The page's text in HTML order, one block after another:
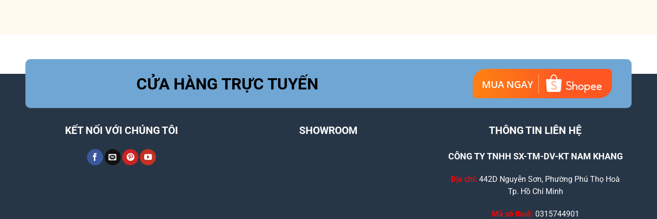
CỬA HÀNG TRỰC TUYẾN
KẾT NỐI VỚI CHÚNG TÔI SHOWROOM THÔNG TIN LIÊN HỆ
CÔNG TY TNHH SX-TM-DV-KT NAM KHANG
Địa chỉ: 442D Nguyễn Sơn, Phường Phú Thọ Hoà
Tp. Hồ Chí Minh
Mã số thuế: 0315744901